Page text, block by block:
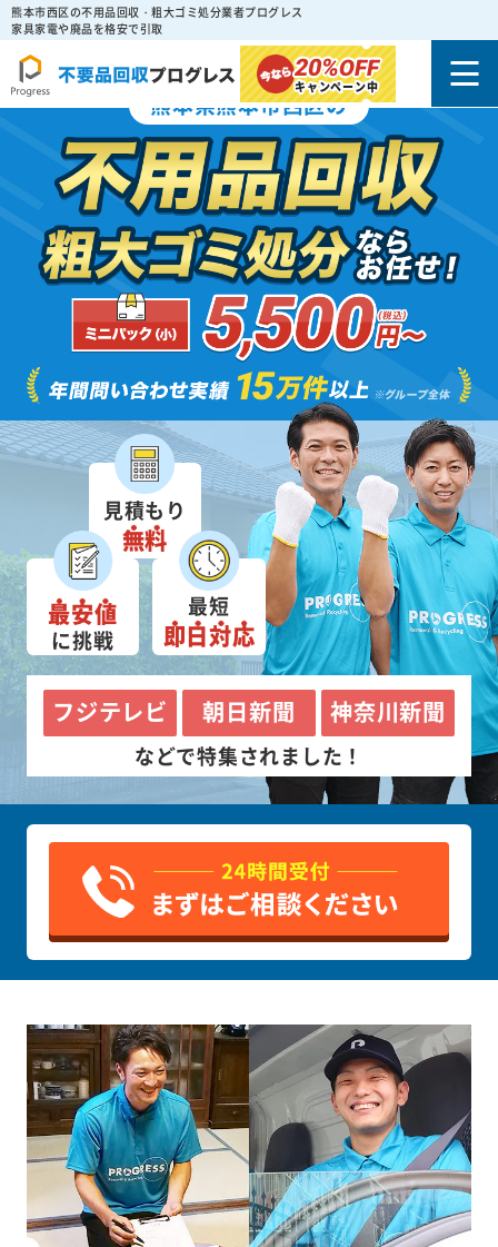
熊本市西区の不用品回収・粗大ゴミ処分業者プログレス
家具家電や廃品を格安で引取
20%OFF
キャンペーン中
熊本県熊本市西区の
見積もり
無料
最安値
に挑戦
最短
即日対応
フジテレビ 朝日新聞 神奈川新聞
などで特集されました！